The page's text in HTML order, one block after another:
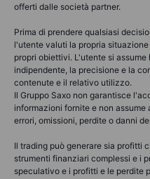
offerti dalle società partner.
Prima di prendere qualsiasi
l'utente valuti la propria
propri obiettivi. L'utente si
indipendente, la precisione e la
contenute e il relativo utilizzo.
Il Gruppo Saxo non garantisce
informazioni fornite e non
errori, omissioni, perdite o danni
Il trading può generare sia profitti
strumenti finanziari complessi e i
speculativo e i profitti e le perdite